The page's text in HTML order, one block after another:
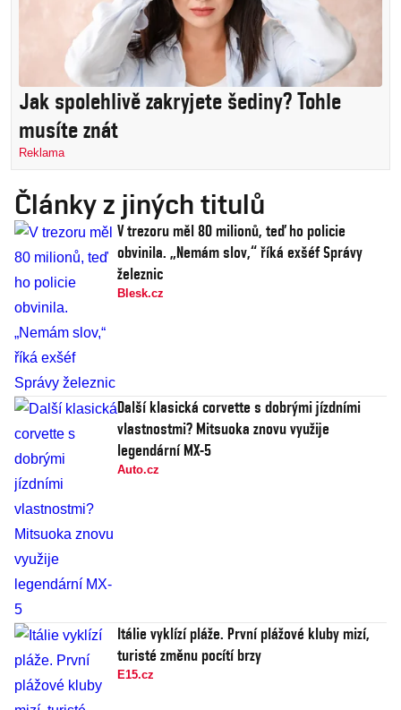
Jak spolehlivě zakryjete šediny? Tohle
musíte znát
Reklama
Články z jiných titulů
V trezoru měl 80 milionů, teď ho policie
obvinila. „Nemám slov,“ říká exšéf Správy
železnic
Blesk.cz
Další klasická corvette s dobrými jízdními
vlastnostmi? Mitsuoka znovu využije
legendární MX-5
Auto.cz
Itálie vyklízí pláže. První plážové kluby mizí,
turisté změnu pocítí brzy
E15.cz